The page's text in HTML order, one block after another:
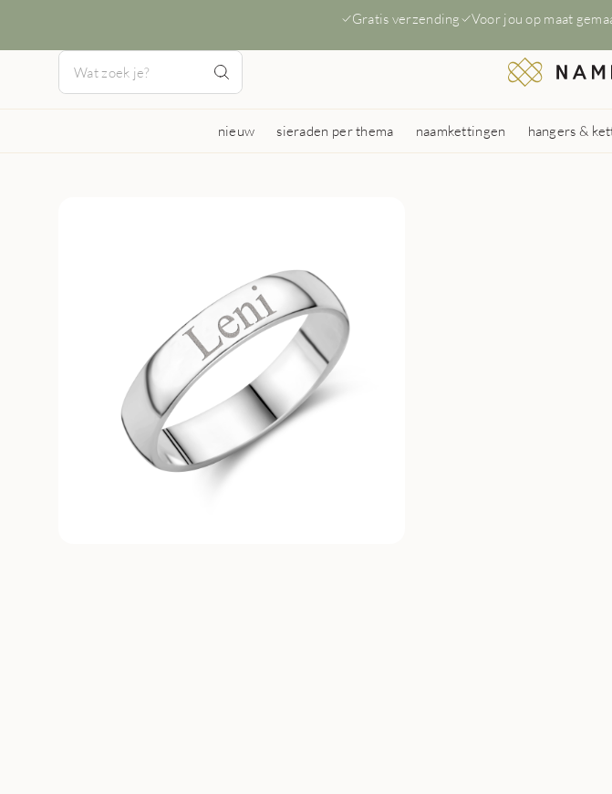
Gratis verzending Voor jou op maat
nieuw sieraden per thema naamkettingen hangers &